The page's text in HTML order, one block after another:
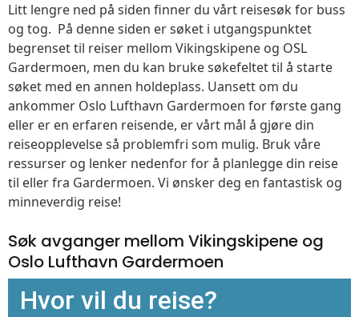
Litt lengre ned på siden finner du vårt reisesøk for buss
og tog. På denne siden er søket i utgangspunktet
begrenset til reiser mellom Vikingskipene og OSL
Gardermoen, men du kan bruke søkefeltet til å starte
søket med en annen holdeplass. Uansett om du
ankommer Oslo Lufthavn Gardermoen for første gang
eller er en erfaren reisende, er vårt mål å gjøre din
reiseopplevelse så problemfri som mulig. Bruk våre
ressurser og lenker nedenfor for å planlegge din reise
til eller fra Gardermoen. Vi ønsker deg en fantastisk og
minneverdig reise!
Søk avganger mellom Vikingskipene og
Oslo Lufthavn Gardermoen
Hvor vil du reise?